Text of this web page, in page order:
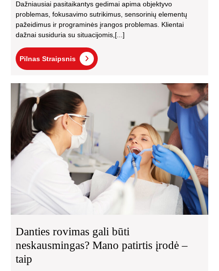
Dažniausiai pasitaikantys gedimai apima objektyvo
problemas, fokusavimo sutrikimus, sensorinių elementų
pažeidimus ir programinės įrangos problemas. Klientai
dažnai susiduria su situacijomis,[...]
Pilnas Straipsnis
Pilnas
Straipsnis
gali
–
Danties rovimas gali būti
neskausmingas? Mano patirtis įrodė –
taip